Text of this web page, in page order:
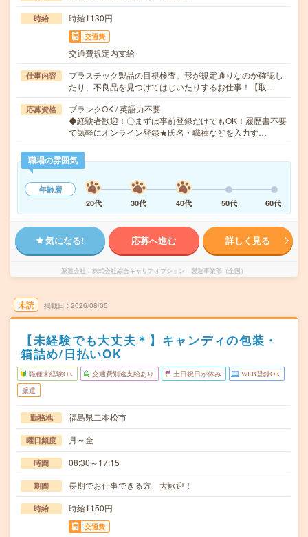
時給 時給1130円
交通費
交通費規定内支給
仕事内容
プラスチック製品の目視検査。形が規定通りなのか確認し
たり、不良品を見つけてはじいたりするお仕事！【取…
応募資格
ブランクOK / 英語力不要
◆経験者歓迎！〇まずは事前登録だけでもOK！履歴書不要
で気軽にオンライン登録★氏名・職種などを入力す…
職場の雰囲気
年齢層
20代
30代 40代 50代 60代
気になる! 応募へ進む 詳しく見る
派遣会社 株式会社綜合キャリアオプション 製造事業部（全国）
未読 掲載日 2026/08/05
【未経験でも大丈夫＊】キャンディの包装・
箱詰め/日払いOK
職種未経験OK 交通費別途支給あり 土日祝日が休み WEB登録OK
派遣
勤務地 福島県二本松市
曜日頻度 月～金
時間 08:30～17:15
期間 長期でお仕事できる方、大歓迎！
時給 時給1150円
交通費